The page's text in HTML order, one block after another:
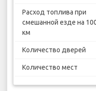
Расход топлива при
смешанной езде на
км
Количество дверей
Количество мест